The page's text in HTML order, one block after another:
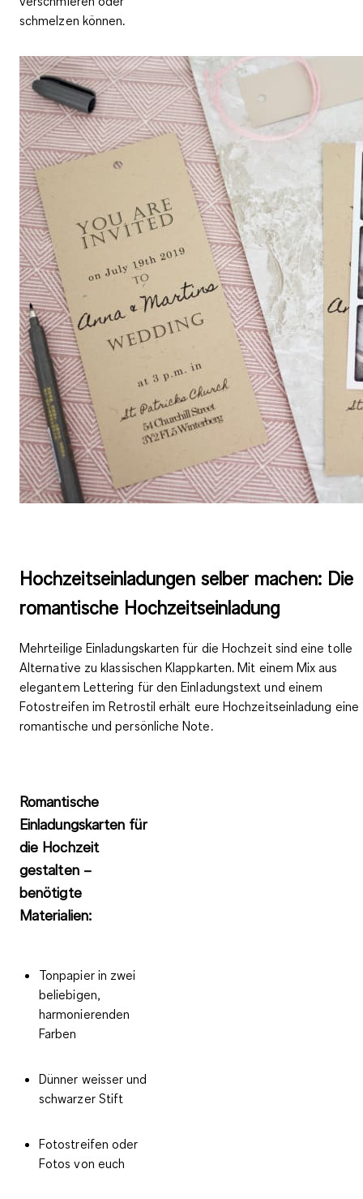
schmelzen können.
Hochzeitseinladungen selber machen: Die
romantische Hochzeitseinladung
Mehrteilige Einladungskarten für die Hochzeitsind eine tolle
Alternative zu klassischen Klappkarten. Mit einem Mix aus
elegantem Lettering für den Einladungstext und einem
Fotostreifen im Retrostil erhält eure Hochzeitseinladung eine
romantische und persönliche Note.
Romantische
Einladungskarten für
die Hochzeit
gestalten –
benötigte
Materialien:
Tonpapier in zwei
beliebigen,
harmonierenden
Farben
Dünner weisser und
schwarzer Stift
Fotostreifen oder
Fotos von euch